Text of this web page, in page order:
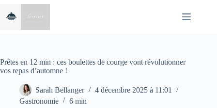
contenu
Prêtes en 12 min : ces boulettes de courge vont révolutionner
vos repas d’automne !
Sarah Bellanger
4 décembre 2025 à 11:01
Gastronomie
6 min